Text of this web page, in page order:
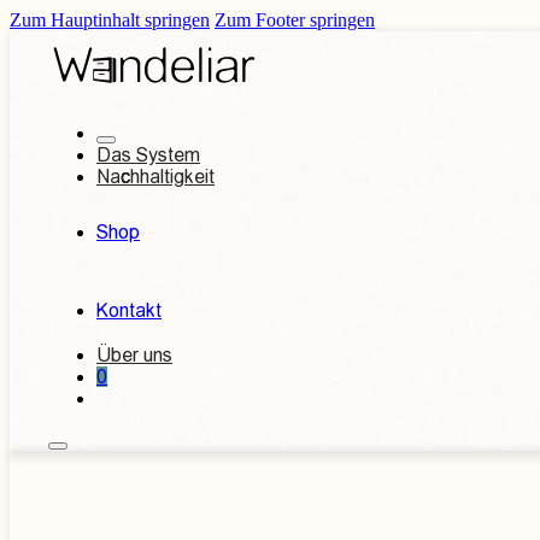
Zum Hauptinhalt springen Zum Footer springen
Das System
Nachhaltigkeit
Shop
Kontakt
Über uns
0